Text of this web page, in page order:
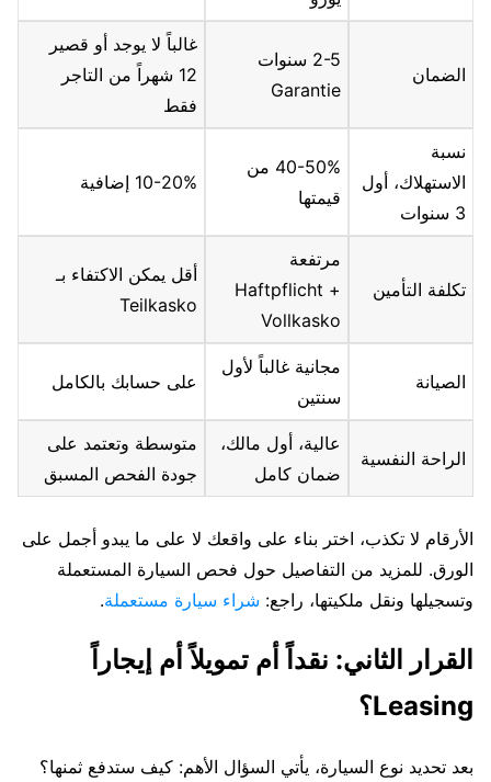
الضمان
2-5 سنوات
Garantie
غالباً لا يوجد أو قصير
12 شهراً من التاجر
فقط
نسبة
الاستهلاك، أول
3 سنوات
40-50% من
قيمتها
10-20% إضافية
تكلفة التأمين
مرتفعة
Haftpflicht +
Vollkasko
أقل يمكن الاكتفاء بـ
Teilkasko
الصيانة
مجانية غالباً لأول
سنتين
على حسابك بالكامل
الراحة النفسية
عالية، أول مالك،
ضمان كامل
متوسطة وتعتمد على
جودة الفحص المسبق
الأرقام لا تكذب، اختر بناء على واقعك لا على ما يبدو أجمل على
الورق. للمزيد من التفاصيل حول فحص السيارة المستعملة
وتسجيلها ونقل ملكيتها، راجع: شراء سيارة مستعملة.
القرار الثاني: نقداً أم تمويلاً أم إيجاراً
Leasing؟
بعد تحديد نوع السيارة، يأتي السؤال الأهم: كيف ستدفع ثمنها؟